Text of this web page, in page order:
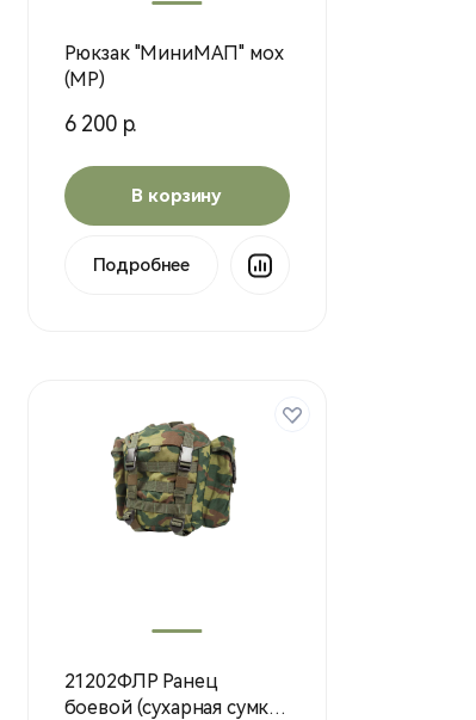
Рюкзак "МиниМАП" мох
(MP)
6 200 р.
В корзину
Подробнее
21202ФЛР Ранец
боевой (сухарная сумка)